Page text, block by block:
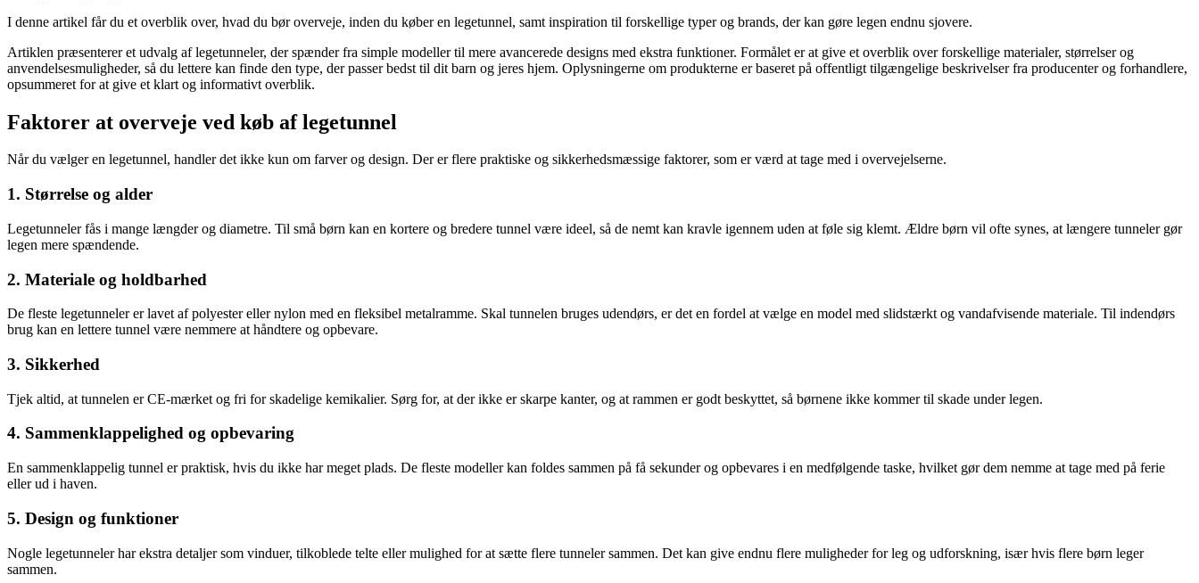
I denne artikel får du et overblik over, hvad du bør overveje, inden du køber en legetunnel, samt inspiration til forskellige typer og brands, der kan gøre legen endnu sjovere.
Artiklen præsenterer et udvalg af legetunneler, der spænder fra simple modeller til mere avancerede designs med ekstra funktioner. Formålet er at give et overblik over forskellige materialer, størrelser og
anvendelsesmuligheder, så du lettere kan finde den type, der passer bedst til dit barn og jeres hjem. Oplysningerne om produkterne er baseret på offentligt tilgængelige beskrivelser fra producenter og forhandlere,
opsummeret for at give et klart og informativt overblik.
Faktorer at overveje ved køb af legetunnel
Når du vælger en legetunnel, handler det ikke kun om farver og design. Der er flere praktiske og sikkerhedsmæssige faktorer, som er værd at tage med i overvejelserne.
1. Størrelse og alder
Legetunneler fås i mange længder og diametre. Til små børn kan en kortere og bredere tunnel være ideel, så de nemt kan kravle igennem uden at føle sig klemt. Ældre børn vil ofte synes, at længere tunneler gør
legen mere spændende.
2. Materiale og holdbarhed
De fleste legetunneler er lavet af polyester eller nylon med en fleksibel metalramme. Skal tunnelen bruges udendørs, er det en fordel at vælge en model med slidstærkt og vandafvisende materiale. Til indendørs
brug kan en lettere tunnel være nemmere at håndtere og opbevare.
3. Sikkerhed
Tjek altid, at tunnelen er CE-mærket og fri for skadelige kemikalier. Sørg for, at der ikke er skarpe kanter, og at rammen er godt beskyttet, så børnene ikke kommer til skade under legen.
4. Sammenklappelighed og opbevaring
En sammenklappelig tunnel er praktisk, hvis du ikke har meget plads. De fleste modeller kan foldes sammen på få sekunder og opbevares i en medfølgende taske, hvilket gør dem nemme at tage med på ferie
eller ud i haven.
5. Design og funktioner
Nogle legetunneler har ekstra detaljer som vinduer, tilkoblede telte eller mulighed for at sætte flere tunneler sammen. Det kan give endnu flere muligheder for leg og udforskning, især hvis flere børn leger
sammen.